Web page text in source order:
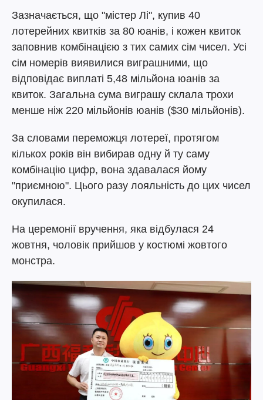
Зазначається, що "містер Лі", купив 40
лотерейних квитків за 80 юанів, і кожен квиток
заповнив комбінацією з тих самих сім чисел. Усі
сім номерів виявилися виграшними, що
відповідає виплаті 5,48 мільйона юанів за
квиток. Загальна сума виграшу склала трохи
менше ніж 220 мільйонів юанів ($30 мільйонів).
За словами переможця лотереї, протягом
кількох років він вибирав одну й ту саму
комбінацію цифр, вона здавалася йому
"приємною". Цього разу лояльність до цих чисел
окупилася.
На церемонії вручення, яка відбулася 24
жовтня, чоловік прийшов у костюмі жовтого
монстра.